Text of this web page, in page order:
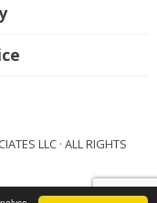
LLC · ALL RIGHTS